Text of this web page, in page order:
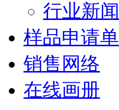
行业新闻
样品申请单
销售网络
在线画册